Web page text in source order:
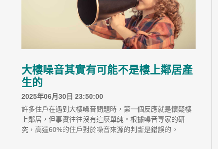
大樓噪音其實有可能不是樓上鄰居產
生的
2025年06月30日 23:50:00
許多住戶在遇到大樓噪音問題時，第一個反應就是懷疑樓
上鄰居，但事實往往沒有這麼單純。根據噪音專家的研
究，高達60%的住戶對於噪音來源的判斷是錯誤的。